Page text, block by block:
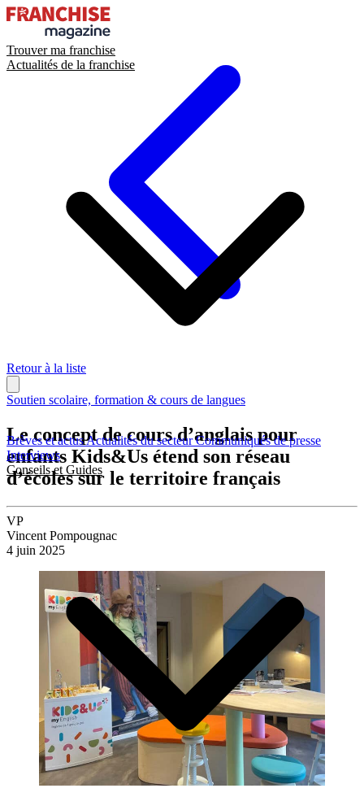
Trouver ma franchise
Actualités de la franchise
Brèves et actusActualités du secteurCommuniqués de presse
Interviews
Conseils et Guides
Retour à la liste
Soutien scolaire, formation & cours de langues
Le concept de cours d’anglais pour
enfants Kids&Us étend son réseau
d’écoles sur le territoire français
VP
Vincent Pompougnac
4 juin 2025